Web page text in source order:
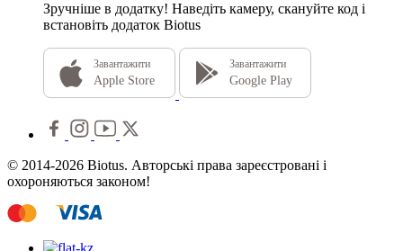
Зручніше в додатку! Наведіть камеру, скануйте код і
встановіть додаток Biotus
Завантажити
Apple Store
Завантажити
Google Play
© 2014-2026 Biotus. Авторські права зареєстровані і
охороняються законом!